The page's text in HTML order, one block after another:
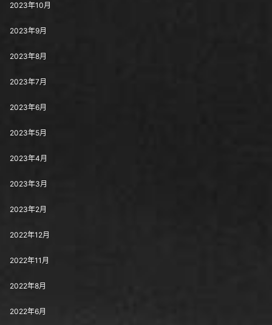
2023年10月
2023年9月
2023年8月
2023年7月
2023年6月
2023年5月
2023年4月
2023年3月
2023年2月
2022年12月
2022年11月
2022年8月
2022年6月